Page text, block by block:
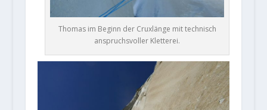
Thomas im Beginn der Cruxlänge mit technisch
anspruchsvoller Kletterei.